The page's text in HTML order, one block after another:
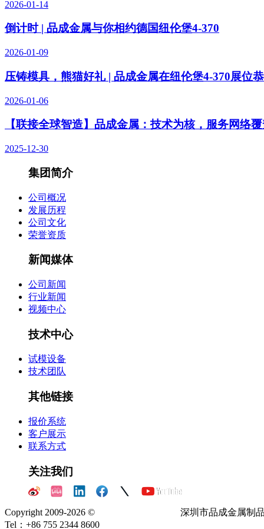
2026-01-14
倒计时 | 品成金属与你相约德国纽伦堡4-370
2026-01-09
压铸模具，熊猫好礼 | 品成金属在纽伦堡4-370展位
2026-01-06
【联接全球智造】品成金属：技术为核，服务网络
2025-12-30
集团简介
公司概况
发展历程
公司文化
荣誉资质
新闻媒体
公司新闻
行业新闻
视频中心
技术中心
试模设备
技术团队
其他链接
报价系统
客户展示
联系方式
关注我们
Copyright 2009-2026 ©
深圳市品成金属制
Tel：+86 755 2344 8600